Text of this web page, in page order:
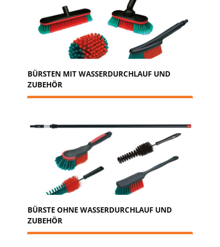
BÜRSTEN MIT WASSERDURCHLAUF UND
ZUBEHÖR
BÜRSTE OHNE WASSERDURCHLAUF UND
ZUBEHÖR